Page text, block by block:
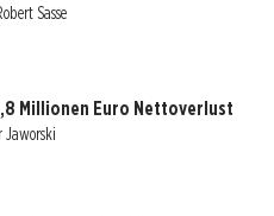
Sasse
Millionen Euro Nettoverlust